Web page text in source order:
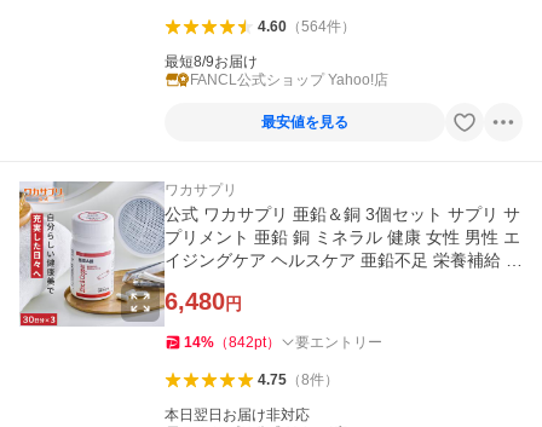
4.60（564件）
最短8/9お届け
FANCL公式ショップ Yahoo!店
最安値を見る
ワカサプリ
公式 ワカサプリ 亜鉛＆銅 3個セット サプリ サ
プリメント 亜鉛 銅 ミネラル 健康 女性 男性 エ
イジングケア ヘルスケア 亜鉛不足 栄養補給 栄
6,480円
14% （842pt） 要エントリー
4.75（8件）
本日翌日お届け非対応